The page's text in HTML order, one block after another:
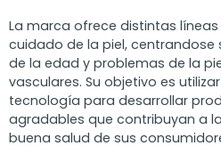
La marca ofrece distintas
cuidado de la piel, centrandose
de la edad y problemas de la
vasculares. Su objetivo es
tecnología para desarrollar
agradables que contribuyan a
buena salud de sus